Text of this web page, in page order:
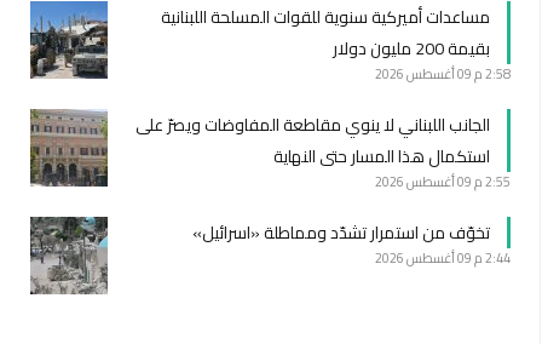
مساعدات أميركية سنوية للقوات المسلحة اللبنانية
بقيمة 200 مليون دولار
2:58 م 09 أغسطس 2026
الجانب اللبناني لا ينوي مقاطعة المفاوضات ويصرّ على
استكمال هذا المسار حتى النهاية
2:55 م 09 أغسطس 2026
تخوّف من استمرار تشدّد ومماطلة «اسرائيل»
2:44 م 09 أغسطس 2026